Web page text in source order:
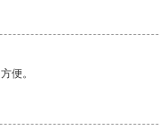
便。